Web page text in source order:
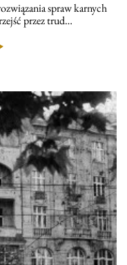
spraw karnych
przez trud…